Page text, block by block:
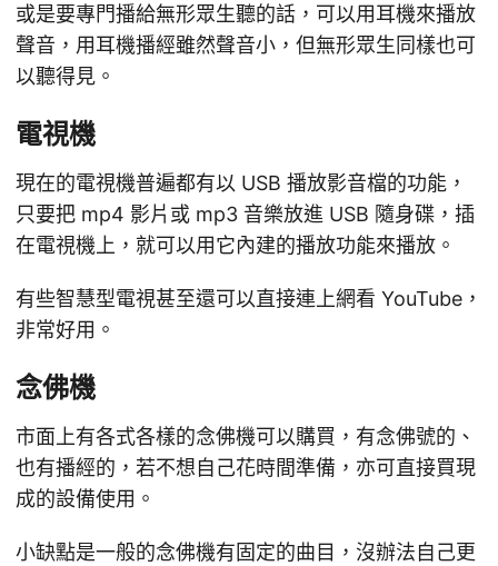
或是要專門播給無形眾生聽的話，可以用耳機來播放
聲音，用耳機播經雖然聲音小，但無形眾生同樣也可
以聽得見。
電視機
現在的電視機普遍都有以 USB 播放影音檔的功能，
只要把 mp4 影片或 mp3 音樂放進 USB 隨身碟，插
在電視機上，就可以用它內建的播放功能來播放。
有些智慧型電視甚至還可以直接連上網看 YouTube，
非常好用。
念佛機
市面上有各式各樣的念佛機可以購買，有念佛號的、
也有播經的，若不想自己花時間準備，亦可直接買現
成的設備使用。
小缺點是一般的念佛機有固定的曲目，沒辦法自己更